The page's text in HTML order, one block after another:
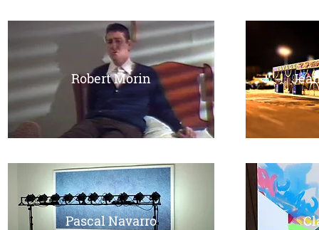
Robert Morin
Pascal Navarro